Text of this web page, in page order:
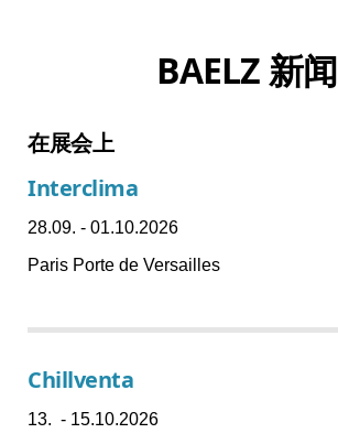
BAELZ 新闻
在展会上
Interclima
28.09. - 01.10.2026
Paris Porte de Versailles
Chillventa
13. - 15.10.2026